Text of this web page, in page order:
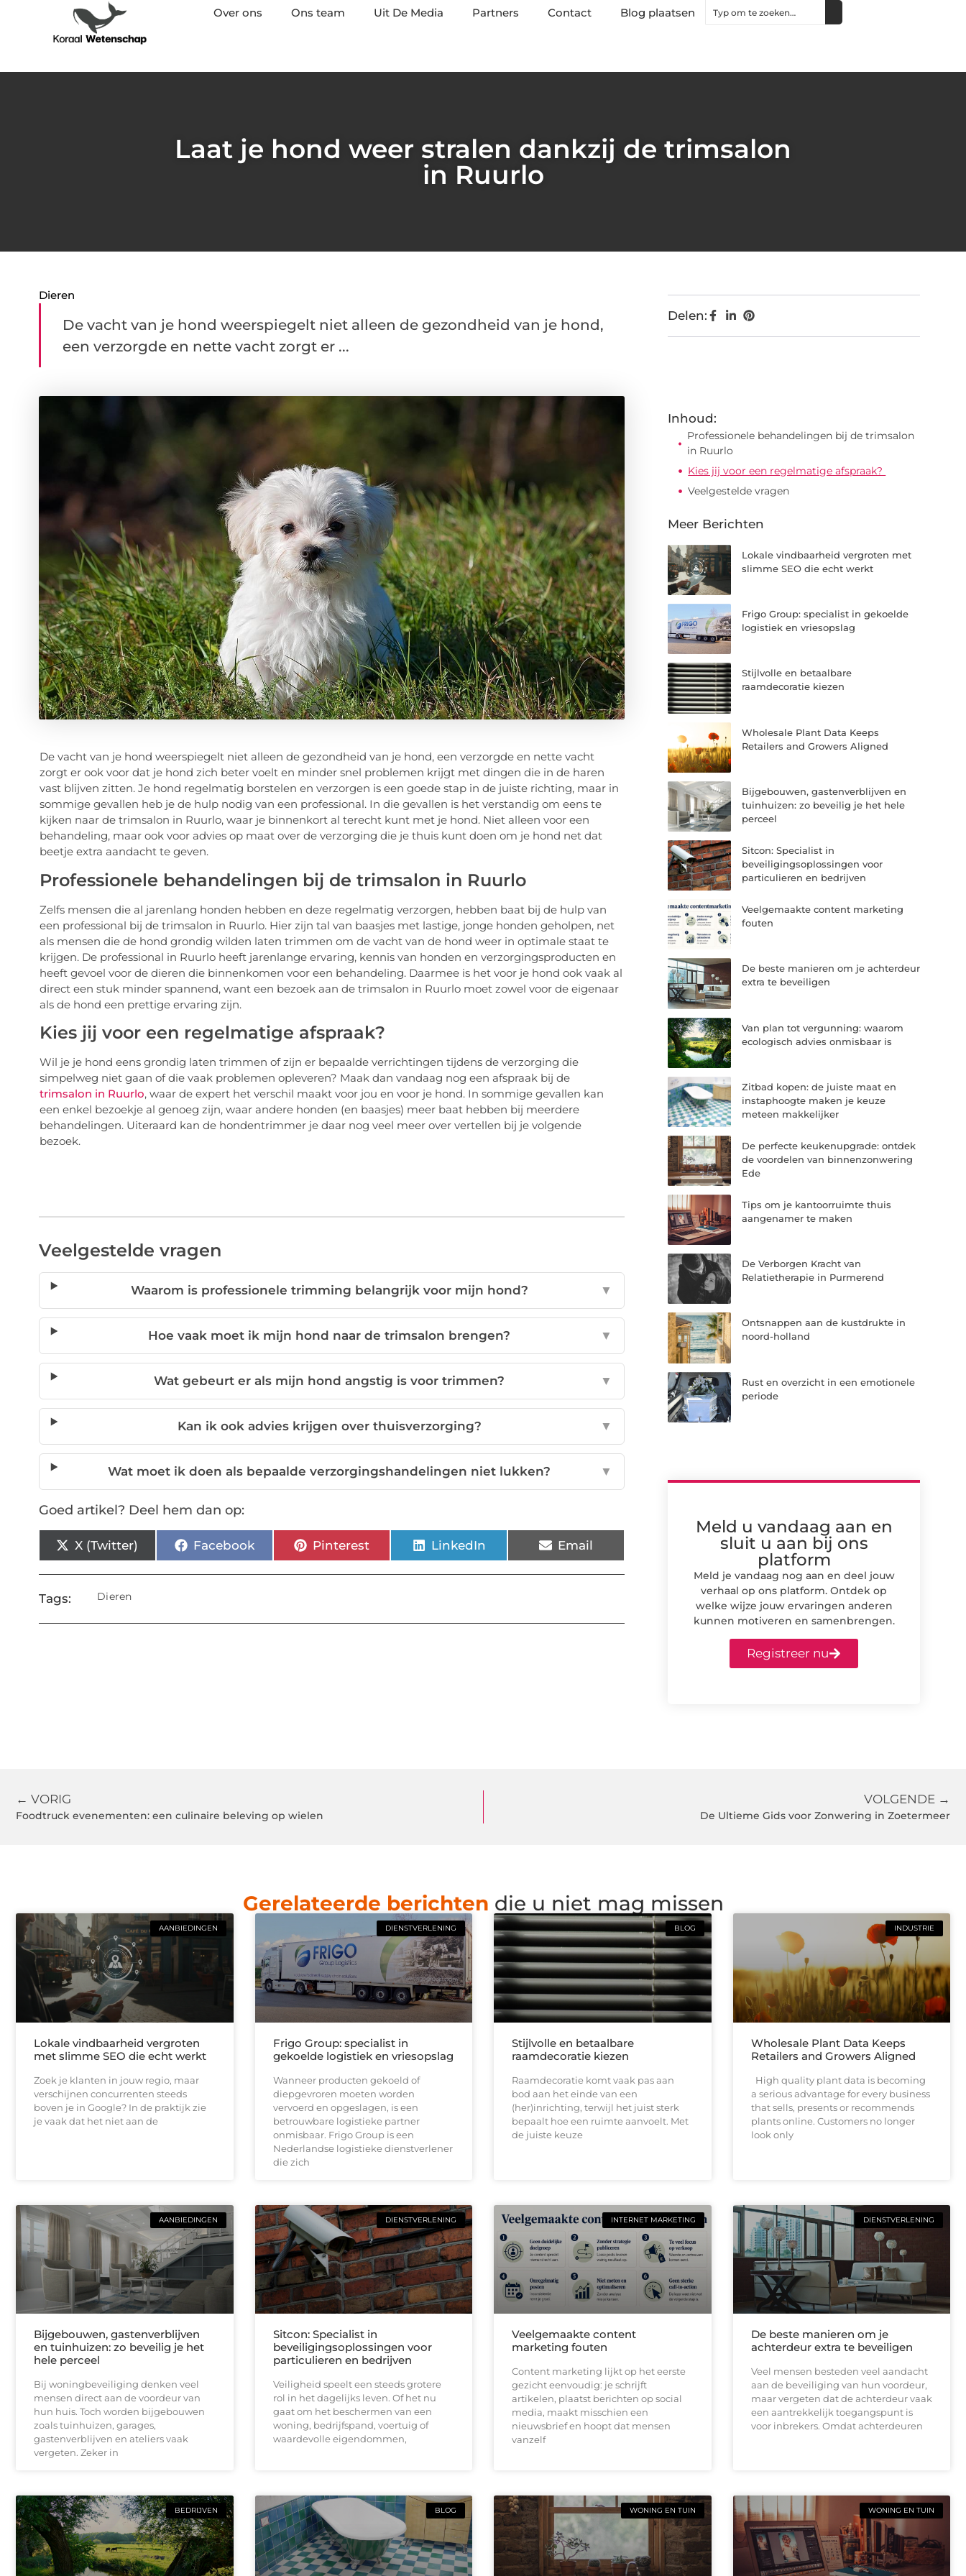
Over ons Ons team Uit De Media Partners Contact Blog plaatsen
Laat je hond weer stralen dankzij de trimsalon
in Ruurlo
Dieren
De vacht van je hond weerspiegelt niet alleen de gezondheid van je hond,
een verzorgde en nette vacht zorgt er ...
De vacht van je hond weerspiegelt niet alleen de gezondheid van je hond, een verzorgde en nette vacht
zorgt er ook voor dat je hond zich beter voelt en minder snel problemen krijgt met dingen die in de haren
vast blijven zitten. Je hond regelmatig borstelen en verzorgen is een goede stap in de juiste richting, maar in
sommige gevallen heb je de hulp nodig van een professional. In die gevallen is het verstandig om eens te
kijken naar de trimsalon in Ruurlo, waar je binnenkort al terecht kunt met je hond. Niet alleen voor een
behandeling, maar ook voor advies op maat over de verzorging die je thuis kunt doen om je hond net dat
beetje extra aandacht te geven.
Professionele behandelingen bij de trimsalon in Ruurlo
Zelfs mensen die al jarenlang honden hebben en deze regelmatig verzorgen, hebben baat bij de hulp van
een professional bij de trimsalon in Ruurlo. Hier zijn tal van baasjes met lastige, jonge honden geholpen, net
als mensen die de hond grondig wilden laten trimmen om de vacht van de hond weer in optimale staat te
krijgen. De professional in Ruurlo heeft jarenlange ervaring, kennis van honden en verzorgingsproducten en
heeft gevoel voor de dieren die binnenkomen voor een behandeling. Daarmee is het voor je hond ook vaak al
direct een stuk minder spannend, want een bezoek aan de trimsalon in Ruurlo moet zowel voor de eigenaar
als de hond een prettige ervaring zijn.
Kies jij voor een regelmatige afspraak?
Wil je je hond eens grondig laten trimmen of zijn er bepaalde verrichtingen tijdens de verzorging die
simpelweg niet gaan of die vaak problemen opleveren? Maak dan vandaag nog een afspraak bij de
trimsalon in Ruurlo, waar de expert het verschil maakt voor jou en voor je hond. In sommige gevallen kan
een enkel bezoekje al genoeg zijn, waar andere honden (en baasjes) meer baat hebben bij meerdere
behandelingen. Uiteraard kan de hondentrimmer je daar nog veel meer over vertellen bij je volgende
bezoek.
Veelgestelde vragen
Waarom is professionele trimming belangrijk voor mijn hond? ▼
Hoe vaak moet ik mijn hond naar de trimsalon brengen? ▼
Wat gebeurt er als mijn hond angstig is voor trimmen? ▼
Kan ik ook advies krijgen over thuisverzorging? ▼
Wat moet ik doen als bepaalde verzorgingshandelingen niet lukken? ▼
Goed artikel? Deel hem dan op:
X (Twitter) Facebook Pinterest LinkedIn Email
Tags: Dieren
Delen:
Inhoud:
Professionele behandelingen bij de trimsalon
in Ruurlo
Kies jij voor een regelmatige afspraak?
Veelgestelde vragen
Meer Berichten
Lokale vindbaarheid vergroten met
slimme SEO die echt werkt
Frigo Group: specialist in gekoelde
logistiek en vriesopslag
Stijlvolle en betaalbare
raamdecoratie kiezen
Wholesale Plant Data Keeps
Retailers and Growers Aligned
Bijgebouwen, gastenverblijven en
tuinhuizen: zo beveilig je het hele
perceel
Sitcon: Specialist in
beveiligingsoplossingen voor
particulieren en bedrijven
Veelgemaakte content marketing
fouten
De beste manieren om je achterdeur
extra te beveiligen
Van plan tot vergunning: waarom
ecologisch advies onmisbaar is
Zitbad kopen: de juiste maat en
instaphoogte maken je keuze
meteen makkelijker
De perfecte keukenupgrade: ontdek
de voordelen van binnenzonwering
Ede
Tips om je kantoorruimte thuis
aangenamer te maken
De Verborgen Kracht van
Relatietherapie in Purmerend
Ontsnappen aan de kustdrukte in
noord-holland
Rust en overzicht in een emotionele
periode
Meld u vandaag aan en
sluit u aan bij ons
platform
Meld je vandaag nog aan en deel jouw
verhaal op ons platform. Ontdek op
welke wijze jouw ervaringen anderen
kunnen motiveren en samenbrengen.
Registreer nu
← VORIG
Foodtruck evenementen: een culinaire beleving op wielen
VOLGENDE →
De Ultieme Gids voor Zonwering in Zoetermeer
Gerelateerde berichten die u niet mag missen
AANBIEDINGEN
Lokale vindbaarheid vergroten
met slimme SEO die echt werkt
Zoek je klanten in jouw regio, maar
verschijnen concurrenten steeds
boven je in Google? In de praktijk zie
je vaak dat het niet aan de
DIENSTVERLENING
Frigo Group: specialist in
gekoelde logistiek en vriesopslag
Wanneer producten gekoeld of
diepgevroren moeten worden
vervoerd en opgeslagen, is een
betrouwbare logistieke partner
onmisbaar. Frigo Group is een
Nederlandse logistieke dienstverlener
die zich
BLOG
Stijlvolle en betaalbare
raamdecoratie kiezen
Raamdecoratie komt vaak pas aan
bod aan het einde van een
(her)inrichting, terwijl het juist sterk
bepaalt hoe een ruimte aanvoelt. Met
de juiste keuze
INDUSTRIE
Wholesale Plant Data Keeps
Retailers and Growers Aligned
High quality plant data is becoming
a serious advantage for every business
that sells, presents or recommends
plants online. Customers no longer
look only
AANBIEDINGEN
Bijgebouwen, gastenverblijven
en tuinhuizen: zo beveilig je het
hele perceel
Bij woningbeveiliging denken veel
mensen direct aan de voordeur van
hun huis. Toch worden bijgebouwen
zoals tuinhuizen, garages,
gastenverblijven en ateliers vaak
vergeten. Zeker in
DIENSTVERLENING
Sitcon: Specialist in
beveiligingsoplossingen voor
particulieren en bedrijven
Veiligheid speelt een steeds grotere
rol in het dagelijks leven. Of het nu
gaat om het beschermen van een
woning, bedrijfspand, voertuig of
waardevolle eigendommen,
INTERNET MARKETING
Veelgemaakte content
marketing fouten
Content marketing lijkt op het eerste
gezicht eenvoudig: je schrijft
artikelen, plaatst berichten op social
media, maakt misschien een
nieuwsbrief en hoopt dat mensen
vanzelf
DIENSTVERLENING
De beste manieren om je
achterdeur extra te beveiligen
Veel mensen besteden veel aandacht
aan de beveiliging van hun voordeur,
maar vergeten dat de achterdeur vaak
een aantrekkelijk toegangspunt is
voor inbrekers. Omdat achterdeuren
BEDRIJVEN BLOG WONING EN TUIN WONING EN TUIN